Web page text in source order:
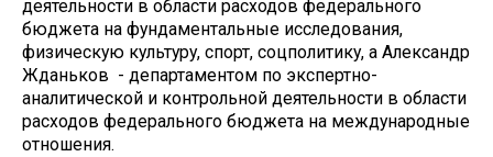
деятельности в области расходов федерального
бюджета на фундаментальные исследования,
физическую культуру, спорт, соцполитику, а Александр
Жданьков - департаментом по экспертно-
аналитической и контрольной деятельности в области
расходов федерального бюджета на международные
отношения.